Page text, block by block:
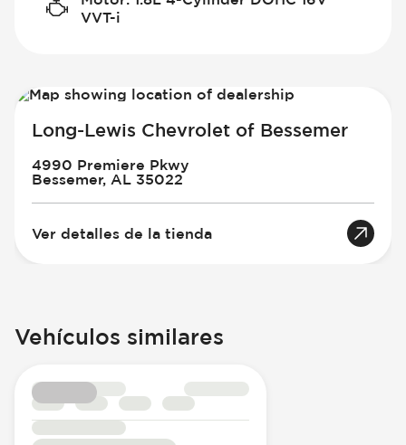
VVT-i
Long-Lewis Chevrolet of Bessemer
4990 Premiere Pkwy
Bessemer, AL 35022
Ver detalles de la tienda
Vehículos similares